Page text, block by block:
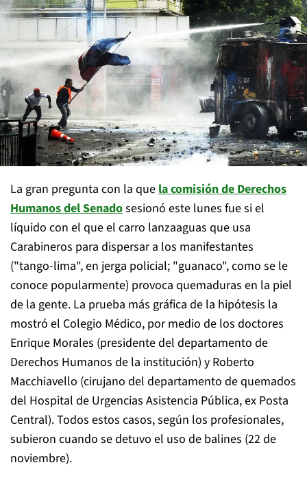
La gran pregunta con la que la comisión de Derechos
Humanos del Senadosesionó este lunes fue si el
líquido con el que el carro lanzaaguas que usa
Carabineros para dispersar a los manifestantes
("tango-lima", en jerga policial; "guanaco", como se le
conoce popularmente) provoca quemaduras en la piel
de la gente. La prueba más gráfica de la hipótesis la
mostró el Colegio Médico, por medio de los doctores
Enrique Morales (presidente del departamento de
Derechos Humanos de la institución) y Roberto
Macchiavello (cirujano del departamento de quemados
del Hospital de Urgencias Asistencia Pública, ex Posta
Central). Todos estos casos, según los profesionales,
subieron cuando se detuvo el uso de balines (22 de
noviembre).